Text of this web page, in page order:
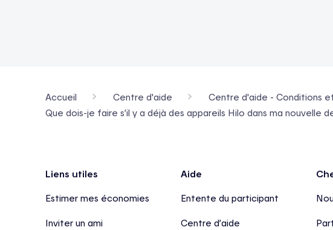
Accueil Centre d'aide Centre d'aide - Conditions
Que dois-je faire s’il y a déjà des appareils Hilo dans ma nouvelle
Pied de page
Liens utiles
Estimer mes économies
Inviter un ami
Aide
Entente du participant
Centre d’aide